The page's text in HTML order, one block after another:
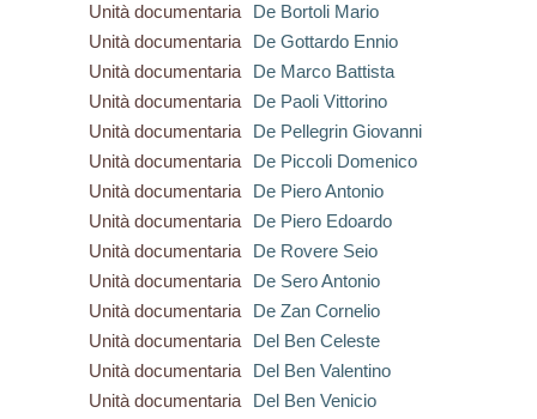
Unità documentaria
De Bortoli Mario
Unità documentaria
De Gottardo Ennio
Unità documentaria
De Marco Battista
Unità documentaria
De Paoli Vittorino
Unità documentaria
De Pellegrin Giovanni
Unità documentaria
De Piccoli Domenico
Unità documentaria
De Piero Antonio
Unità documentaria
De Piero Edoardo
Unità documentaria
De Rovere Seio
Unità documentaria
De Sero Antonio
Unità documentaria
De Zan Cornelio
Unità documentaria
Del Ben Celeste
Unità documentaria
Del Ben Valentino
Unità documentaria
Del Ben Venicio